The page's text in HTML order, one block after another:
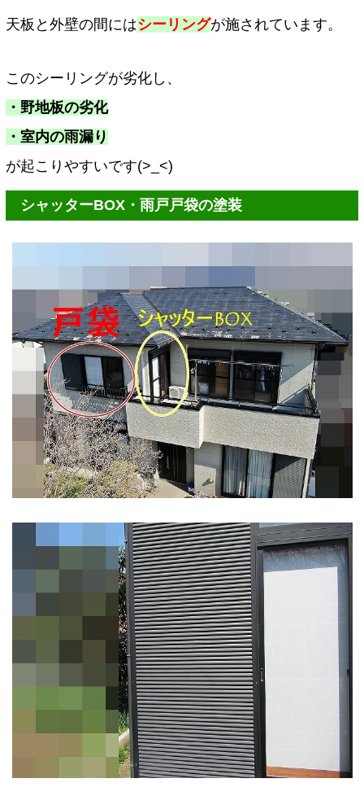
天板と外壁の間にはシーリングが施されています。
このシーリングが劣化し、
・野地板の劣化
・室内の雨漏り
が起こりやすいです(>_<)
シャッターBOX・雨戸戸袋の塗装